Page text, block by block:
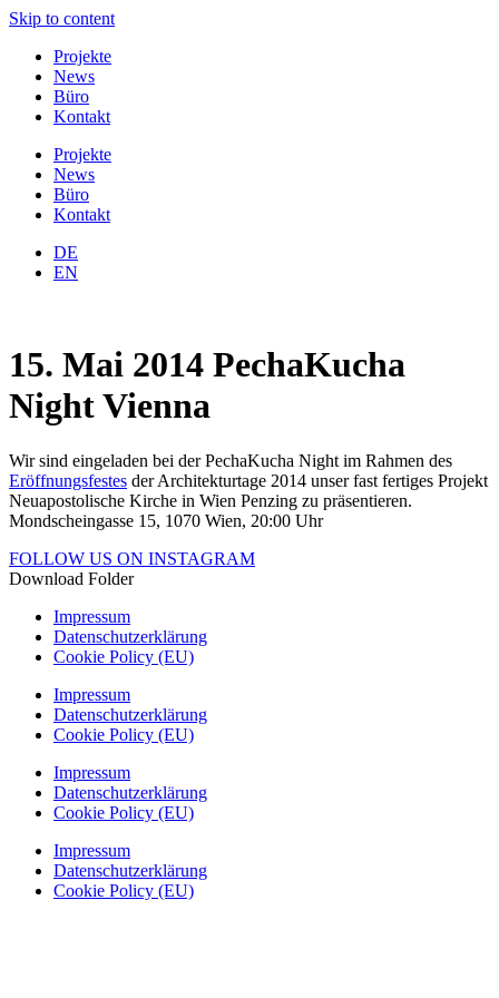
Skip to content
Projekte
News
Büro
Kontakt
Projekte
News
Büro
Kontakt
DE
EN
15. Mai 2014 PechaKucha
Night Vienna
Wir sind eingeladen bei der PechaKucha Night im Rahmen des
Eröffnungsfestes der Architekturtage 2014 unser fast fertiges Projekt
Neuapostolische Kirche in Wien Penzing zu präsentieren.
Mondscheingasse 15, 1070 Wien, 20:00 Uhr
FOLLOW US ON INSTAGRAM
Download Folder
Impressum
Datenschutzerklärung
Cookie Policy (EU)
Impressum
Datenschutzerklärung
Cookie Policy (EU)
Impressum
Datenschutzerklärung
Cookie Policy (EU)
Impressum
Datenschutzerklärung
Cookie Policy (EU)